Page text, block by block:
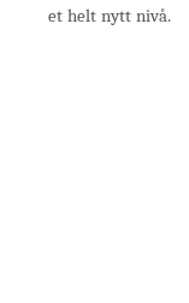
et helt nytt nivå.